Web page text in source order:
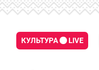
КУЛЬТУРА LIVE